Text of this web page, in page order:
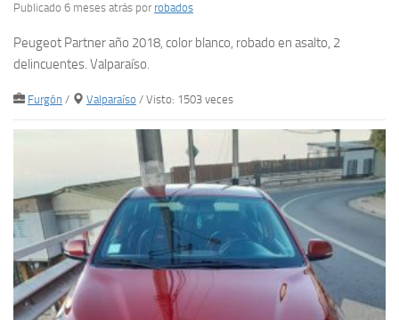
Publicado 6 meses atrás por robados
Peugeot Partner año 2018, color blanco, robado en asalto, 2
delincuentes. Valparaíso.
Furgón / Valparaíso / Visto: 1503 veces